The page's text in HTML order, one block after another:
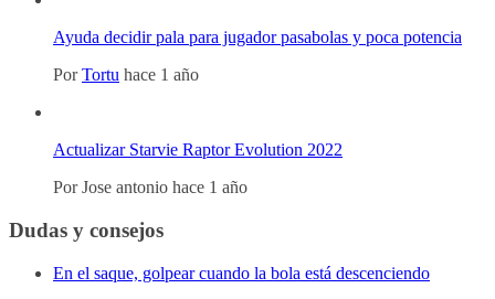
Ayuda decidir pala para jugador pasabolas y poca potencia
PorTortu hace 1 año
Actualizar Starvie Raptor Evolution 2022
PorJose antonio hace 1 año
Dudas y consejos
En el saque, golpear cuando la bola está descenciendo